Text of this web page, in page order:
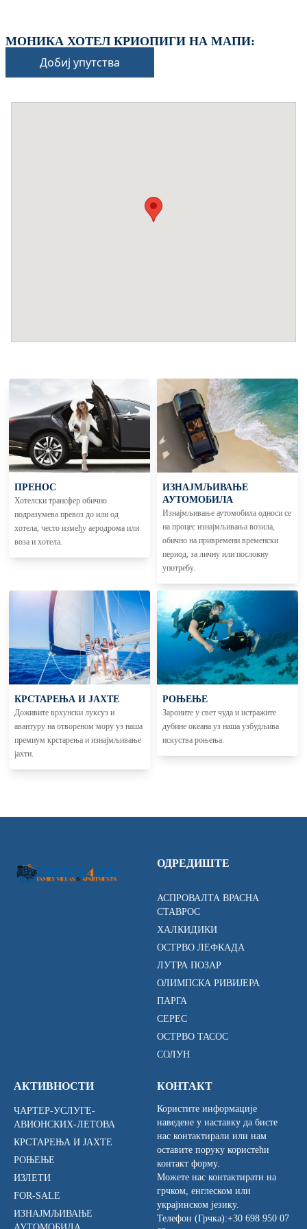
МОНИКА ХОТЕЛ КРИОПИГИ НА МАПИ:
Добиј упутства
ПРЕНОС
Хотелски трансфер обично
подразумева превоз до или од
хотела, често између аеродрома или
воза и хотела.
ИЗНАЈМЉИВАЊЕ
АУТОМОБИЛА
Изнајмљивање аутомобила односи се
на процес изнајмљивања возила,
обично на привремени временски
период, за личну или пословну
употребу.
КРСТАРЕЊА И ЈАХТЕ
Доживите врхунски луксуз и
авантуру на отвореном мору уз наша
премиум крстарења и изнајмљивање
јахти.
РОЊЕЊЕ
Зароните у свет чуда и истражите
дубине океана уз наша узбудљива
искуства роњења.
ОДРЕДИШТЕ
АСПРОВАЛТА ВРАСНА
СТАВРОС
ХАЛКИДИКИ
ОСТРВО ЛЕФКАДА
ЛУТРА ПОЗАР
ОЛИМПСКА РИВИЈЕРА
ПАРГА
СЕРЕС
ОСТРВО ТАСОС
СОЛУН
АКТИВНОСТИ
ЧАРТЕР-УСЛУГЕ-
АВИОНСКИХ-ЛЕТОВА
КРСТАРЕЊА И ЈАХТЕ
РОЊЕЊЕ
ИЗЛЕТИ
FOR-SALE
ИЗНАЈМЉИВАЊЕ
КОНТАКТ
Користите информације
наведене у наставку да бисте
нас контактирали или нам
оставите поруку користећи
контакт форму.
Можете нас контактирати на
грчком, енглеском или
украјинском језику.
Телефон (Грчка):+30 698 950 07